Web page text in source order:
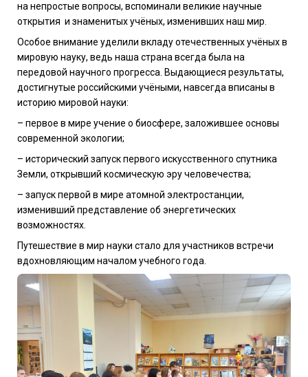
на непростые вопросы, вспоминали великие научные
открытия и знаменитых учёных, изменивших наш мир.
Особое внимание уделили вкладу отечественных учёных в
мировую науку, ведь наша страна всегда была на
передовой научного прогресса. Выдающиеся результаты,
достигнутые российскими учёными, навсегда вписаны в
историю мировой науки:
– первое в мире учение о биосфере, заложившее основы
современной экологии;
– исторический запуск первого искусственного спутника
Земли, открывший космическую эру человечества;
– запуск первой в мире атомной электростанции,
изменивший представление об энергетических
возможностях.
Путешествие в мир науки стало для участников встречи
вдохновляющим началом учебного года.